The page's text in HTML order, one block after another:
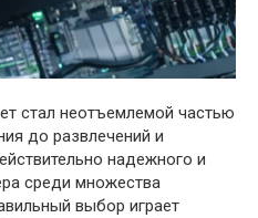
стал неотъемлемой частью
до развлечений и
надежного и
среди множества
выбор играет